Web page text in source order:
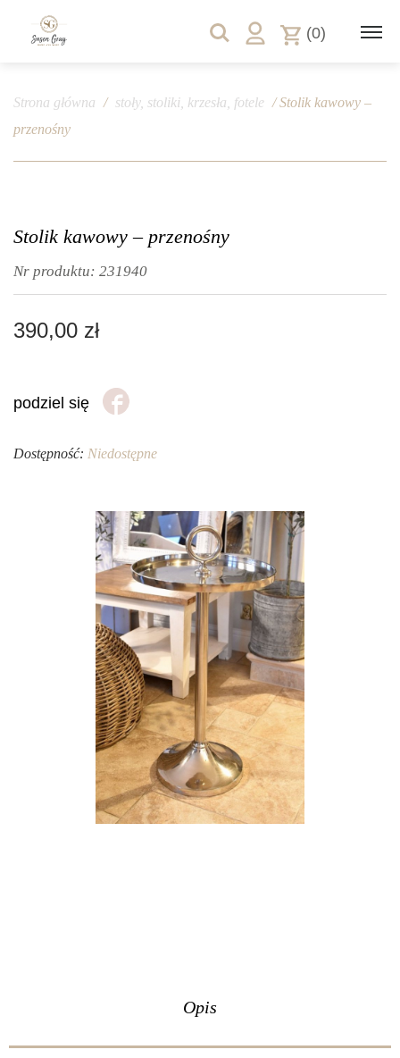
(0)
Strona główna / stoły, stoliki, krzesła, fotele / Stolik kawowy –
przenośny
Stolik kawowy – przenośny
Nr produktu: 231940
390,00 zł
podziel się
Dostępność: Niedostępne
Opis